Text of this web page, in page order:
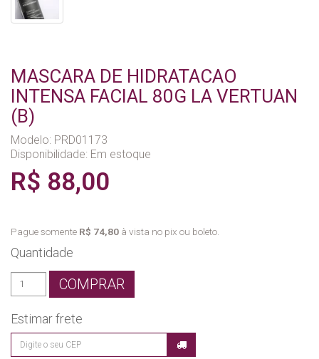
MASCARA DE HIDRATACAO
INTENSA FACIAL 80G LA VERTUAN
(B)
Modelo: PRD01173
Disponibilidade: Em estoque
R$ 88,00
Pague somente R$ 74,80 à vista no pix ou boleto.
Quantidade
COMPRAR
Estimar frete